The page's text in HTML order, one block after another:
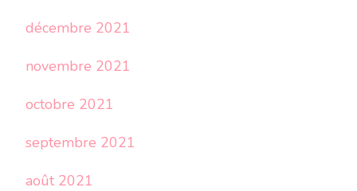
décembre 2021
novembre 2021
octobre 2021
septembre 2021
août 2021